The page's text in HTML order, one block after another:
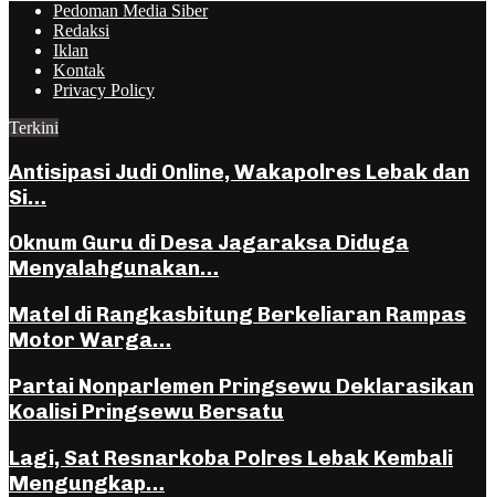
Pedoman Media Siber
Redaksi
Iklan
Kontak
Privacy Policy
Terkini
Antisipasi Judi Online, Wakapolres Lebak dan
Si…
Oknum Guru di Desa Jagaraksa Diduga
Menyalahgunakan…
Matel di Rangkasbitung Berkeliaran Rampas
Motor Warga…
Partai Nonparlemen Pringsewu Deklarasikan
Koalisi Pringsewu Bersatu
Lagi, Sat Resnarkoba Polres Lebak Kembali
Mengungkap…